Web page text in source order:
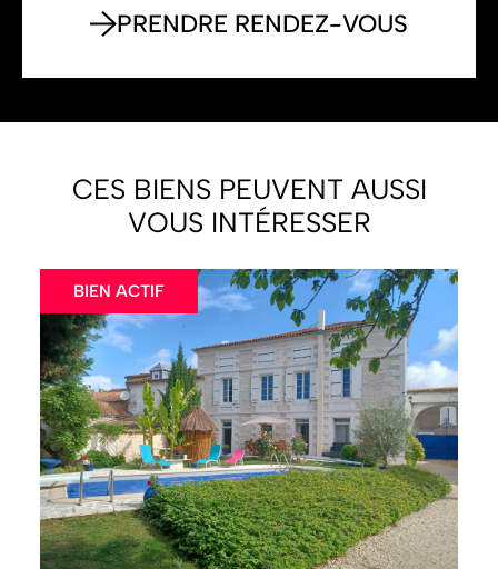
CES BIENS PEUVENT AUSSI
VOUS INTÉRESSER
BIEN ACTIF